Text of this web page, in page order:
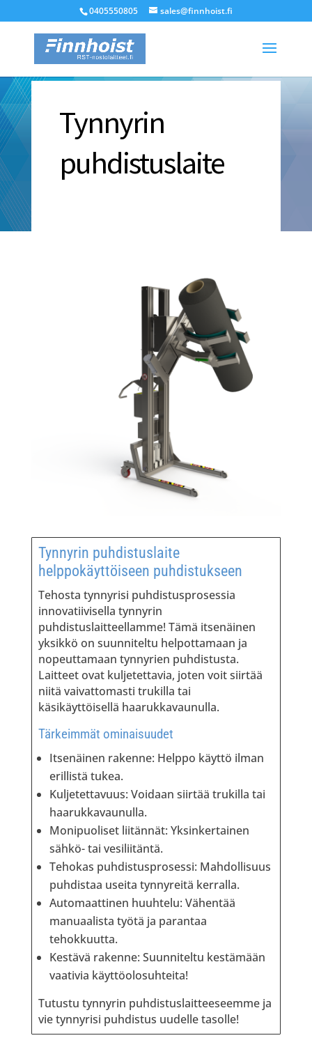
0405550805 sales@finnhoist.fi
Tynnyrin
puhdistuslaite
Tynnyrin puhdistuslaite
helppokäyttöiseen puhdistukseen
Tehosta tynnyrisi puhdistusprosessia
innovatiivisella tynnyrin
puhdistuslaitteellamme! Tämä itsenäinen
yksikkö on suunniteltu helpottamaan ja
nopeuttamaan tynnyrien puhdistusta.
Laitteet ovat kuljetettavia, joten voit siirtää
niitä vaivattomasti trukilla tai
käsikäyttöisellä haarukkavaunulla.
Tärkeimmät ominaisuudet
Itsenäinen rakenne: Helppo käyttö ilman
erillistä tukea.
Kuljetettavuus: Voidaan siirtää trukilla tai
haarukkavaunulla.
Monipuoliset liitännät: Yksinkertainen
sähkö- tai vesiliitäntä.
Tehokas puhdistusprosessi: Mahdollisuus
puhdistaa useita tynnyreitä kerralla.
Automaattinen huuhtelu: Vähentää
manuaalista työtä ja parantaa
tehokkuutta.
Kestävä rakenne: Suunniteltu kestämään
vaativia käyttöolosuhteita!
Tutustu tynnyrin puhdistuslaitteeseemme ja
vie tynnyrisi puhdistus uudelle tasolle!